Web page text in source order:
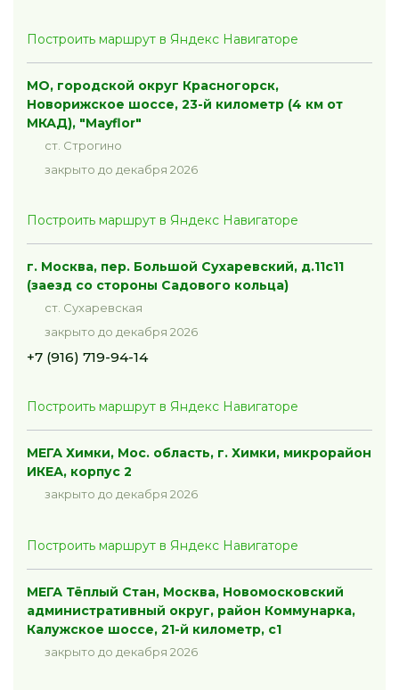
Построить маршрут в Яндекс Навигаторе
МО, городской округ Красногорск,
Новорижское шоссе, 23-й километр (4 км от
МКАД), "Mayflor"
ст. Строгино
закрыто до декабря 2026
Построить маршрут в Яндекс Навигаторе
г. Москва, пер. Большой Сухаревский, д.11с11
(заезд со стороны Садового кольца)
ст. Сухаревская
закрыто до декабря 2026
+7 (916) 719-94-14
Построить маршрут в Яндекс Навигаторе
МЕГА Химки, Мос. область, г. Химки, микрорайон
ИКЕА, корпус 2
закрыто до декабря 2026
Построить маршрут в Яндекс Навигаторе
МЕГА Тёплый Стан, Москва, Новомосковский
административный округ, район Коммунарка,
Калужское шоссе, 21-й километр, с1
закрыто до декабря 2026